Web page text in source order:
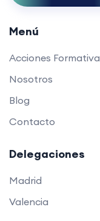
Menú
Acciones
Nosotros
Blog
Contacto
Delegaciones
Madrid
Valencia